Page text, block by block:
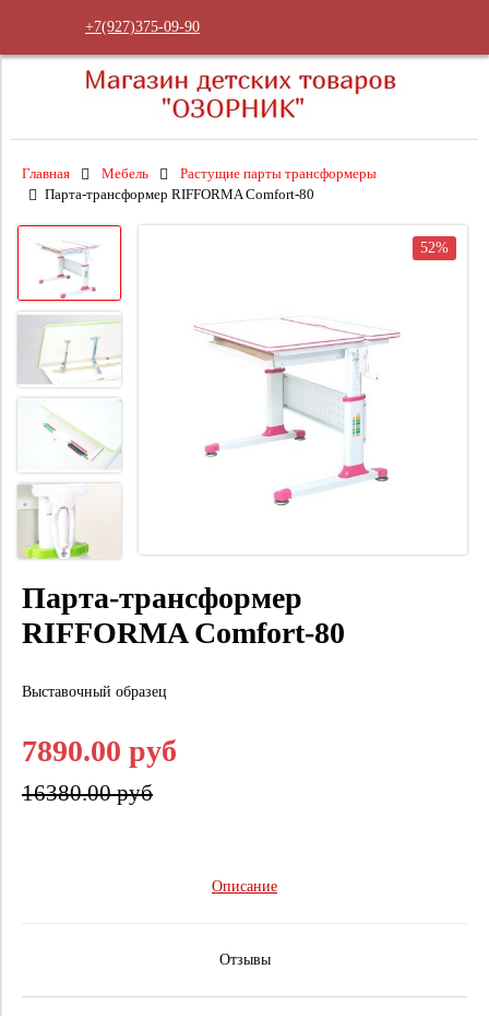
+7(927)375-09-90
Главная Мебель
Растущие парты трансформеры
Парта-трансформер RIFFORMA Comfort-80
52%
Парта-трансформер
RIFFORMA Comfort-80
Выставочный образец
7890.00 руб
16380.00 руб
Описание
Отзывы